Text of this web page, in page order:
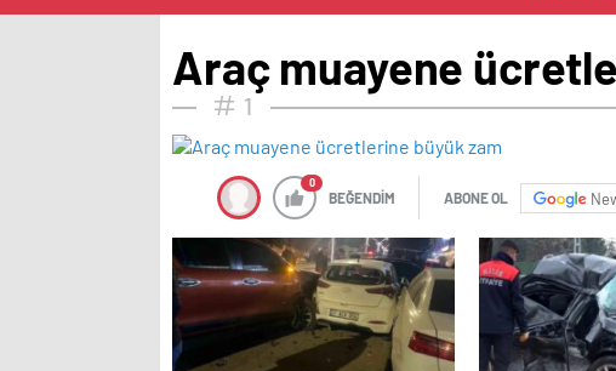
Araç muayene
1
0
BEĞENDİM ABONE OL